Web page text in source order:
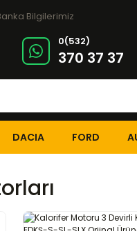
Bilgilerimiz
0(532)
370 37 37
DACIA FORD